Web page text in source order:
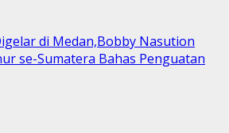
di Medan,Bobby Nasution
se-Sumatera Bahas Penguatan